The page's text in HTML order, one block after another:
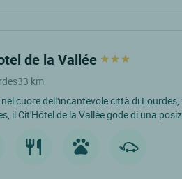
de la Vallée
33 km
cuore dell'incantevole città di Lourdes,
il Cit'Hôtel de la Vallée gode di una